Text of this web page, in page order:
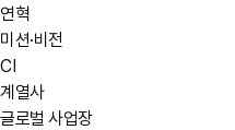
연혁
미션·비전
CI
계열사
글로벌 사업장